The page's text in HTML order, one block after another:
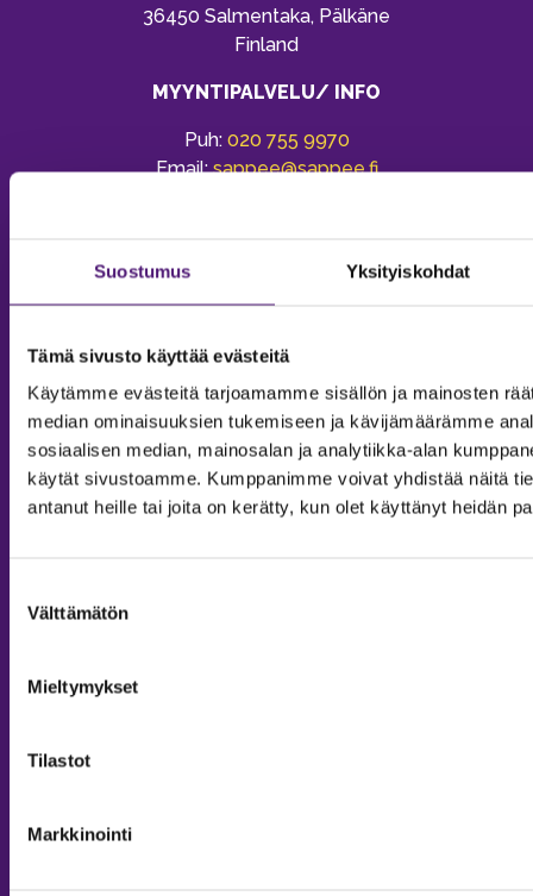
Suostumus Yksityiskohdat
Tämä sivusto käyttää evästeitä
Käytämme evästeitä tarjoamamme sisällön ja mainosten
median ominaisuuksien tukemiseen ja kävijämäärämme
sosiaalisen median, mainosalan ja analytiikka-alan
käytät sivustoamme. Kumppanimme voivat yhdistää näitä
antanut heille tai joita on kerätty, kun olet käyttänyt heidän
valinta
Välttämätön
Mieltymykset
Tilastot
Markkinointi
36450 Salmentaka, Pälkäne
Finland
MYYNTIPALVELU/ INFO
Puh: 020 755 9970
Email:sappee@sappee.fi